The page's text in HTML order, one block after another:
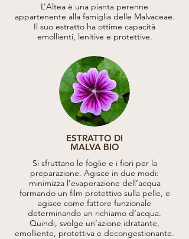
L’Altea è una pianta perenne
appartenente alla famiglia delle Malvaceae.
Il suo estratto ha ottime capacità
emollienti, lenitive e protettive.
ESTRATTO DI
MALVA BIO
Si sfruttano le foglie e i fiori per la
preparazione. Agisce in due modi:
minimizza l’evaporazione dell’acqua
formando un film protettivo sulla pelle, e
agisce come fattore funzionale
determinando un richiamo d’acqua.
Quindi, svolge un’azione idratante,
emolliente, protettiva e decongestionante.